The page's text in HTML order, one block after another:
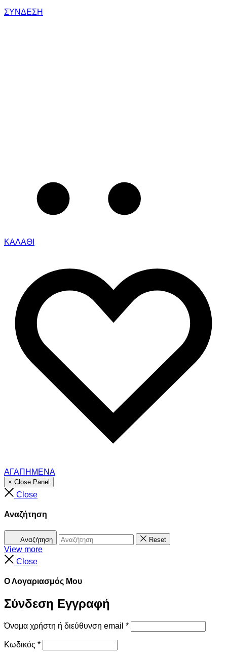
ΣΥΝΔΕΣΗ
ΚΑΛΑΘΙ
ΑΓΑΠΗΜΕΝΑ
× Close Panel
Close
Αναζήτηση
Αναζήτηση Reset
View more
Close
Ο Λογαριασμός Μου
Σύνδεση Εγγραφή
Όνομα χρήστη ή διεύθυνση email *
Κωδικός *